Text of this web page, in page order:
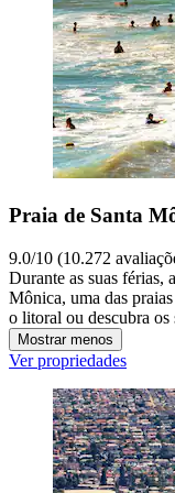
Praia de Santa
9.0/10 (10.272
Durante as suas férias,
Mônica, uma das
o litoral ou descubra os
Mostrar menos
Ver propriedades